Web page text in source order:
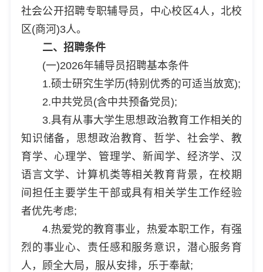
社会公开招聘专职辅导员，中心校区4人，北校
区(商河)3人。
二、招聘条件
(一)2026年辅导员招聘基本条件
1.硕士研究生学历(特别优秀的可适当放宽);
2.中共党员(含中共预备党员);
3.具有从事大学生思想政治教育工作相关的
知识储备，思想政治教育、哲学、社会学、教
育学、心理学、管理学、新闻学、经济学、汉
语言文学、计算机类等相关教育背景，在校期
间担任主要学生干部或具有相关学生工作经验
者优先考虑;
4.热爱党的教育事业，热爱本职工作，有强
烈的事业心、责任感和服务意识，潜心服务育
人，顾全大局，服从安排，乐于奉献;